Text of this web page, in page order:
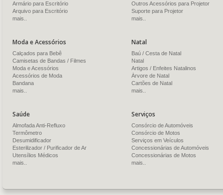
Armário para Escritório
Arquivo para Escritório
mais..
Outros Acessórios para Projetor
Suporte para Projetor
mais..
Moda e Acessórios
Calçados para Bebê
Camisetas de Bandas / Filmes
Moda e Acessórios
Acessórios de Moda
Bandana
mais..
Natal
Baú / Cesta de Natal
Natal
Artigos / Enfeites Natalinos
Árvore de Natal
Cartões de Natal
mais..
Saúde
Almofada Anti-Refluxo
Termômetro
Desumidificador
Esterilizador / Purificador de Ar
Utensílios Médicos
mais..
Serviços
Consórcio de Automóveis
Consórcio de Motos
Serviços em Veículos
Concessionárias de Automóveis
Concessionárias de Motos
mais..